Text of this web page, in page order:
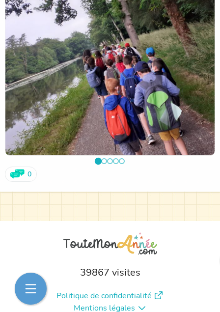
0
39867 visites
Politique de confidentialité
Mentions légales